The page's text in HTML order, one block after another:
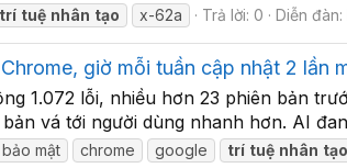
trí tuệ nhân tạo x-62a Trả lời: 0 Diễn đàn:
giờ mỗi tuần cập nhật 2 lần
1.072 lỗi, nhiều hơn 23 phiên bản
vá tới người dùng nhanh hơn. AI
bảo mật chrome google trí tuệ nhân tạo